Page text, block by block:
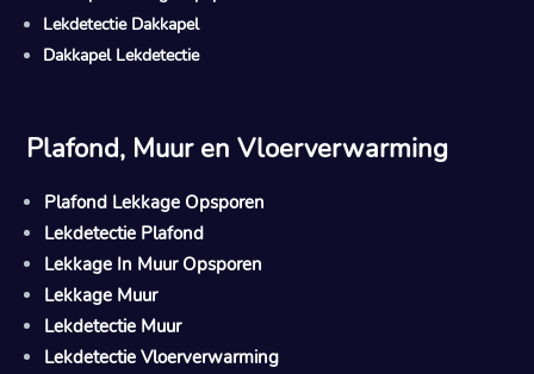
Lekdetectie Dakkapel
Dakkapel Lekdetectie
Plafond, Muur en Vloerverwarming
Plafond Lekkage Opsporen
Lekdetectie Plafond
Lekkage In Muur Opsporen
Lekkage Muur
Lekdetectie Muur
Lekdetectie Vloerverwarming